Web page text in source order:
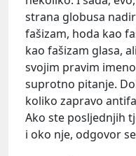
strana globusa
fašizam, hoda kao
kao fašizam glasa,
svojim pravim
suprotno pitanje.
koliko zapravo
Ako ste posljednjih
i oko nje, odgovor